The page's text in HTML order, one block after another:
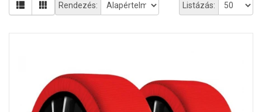
Listázás:
Rendezés: